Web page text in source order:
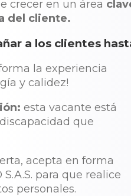
crecer en un área
del cliente.
a los clientes
la experiencia
y calidez!
esta vacante está
que
acepta en forma
para que realice
personales.